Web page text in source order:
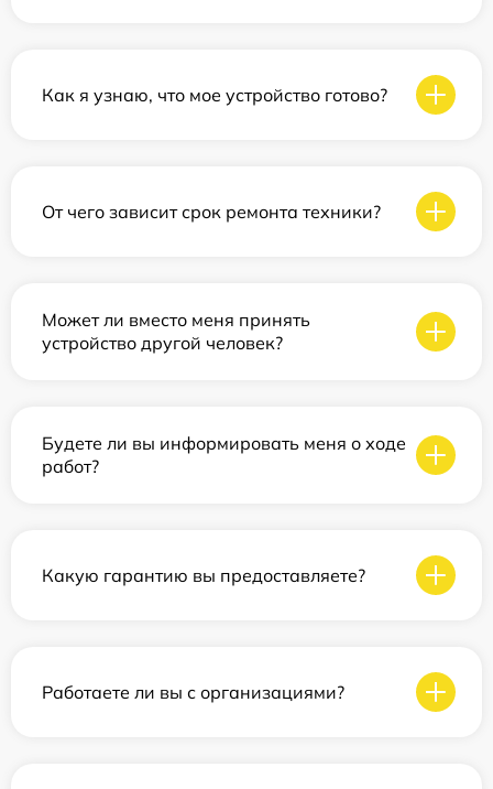
Как я узнаю, что мое устройство готово?
От чего зависит срок ремонта техники?
Может ли вместо меня принять
устройство другой человек?
Будете ли вы информировать меня о ходе
работ?
Какую гарантию вы предоставляете?
Работаете ли вы с организациями?